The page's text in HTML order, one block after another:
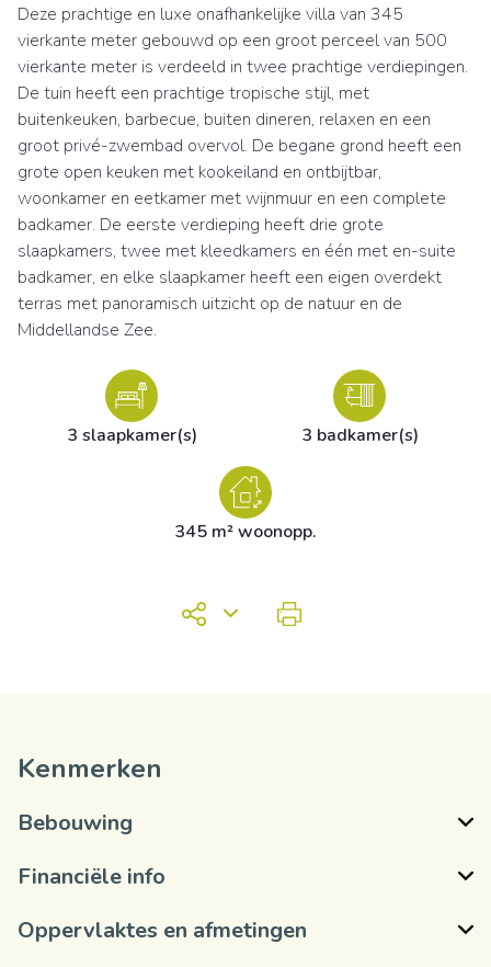
Deze prachtige en luxe onafhankelijke villa van 345
vierkante meter gebouwd op een groot perceel van 500
vierkante meter is verdeeld in twee prachtige verdiepingen.
De tuin heeft een prachtige tropische stijl, met
buitenkeuken, barbecue, buiten dineren, relaxen en een
groot privé-zwembad overvol. De begane grond heeft een
grote open keuken met kookeiland en ontbijtbar,
woonkamer en eetkamer met wijnmuur en een complete
badkamer. De eerste verdieping heeft drie grote
slaapkamers, twee met kleedkamers en één met en-suite
badkamer, en elke slaapkamer heeft een eigen overdekt
terras met panoramisch uitzicht op de natuur en de
Middellandse Zee.
3 slaapkamer(s) 3 badkamer(s)
345 m² woonopp.
Kenmerken
Bebouwing
Financiële info
Oppervlaktes en afmetingen